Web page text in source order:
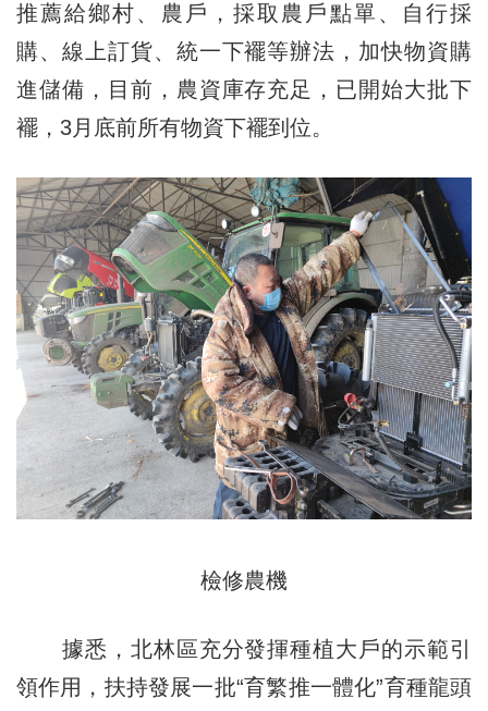
推薦給鄉村、農戶，採取農戶點單、自行採
購、線上訂貨、統一下襬等辦法，加快物資購
進儲備，目前，農資庫存充足，已開始大批下
襬，3月底前所有物資下襬到位。
檢修農機
據悉，北林區充分發揮種植大戶的示範引
領作用，扶持發展一批“育繁推一體化”育種龍頭